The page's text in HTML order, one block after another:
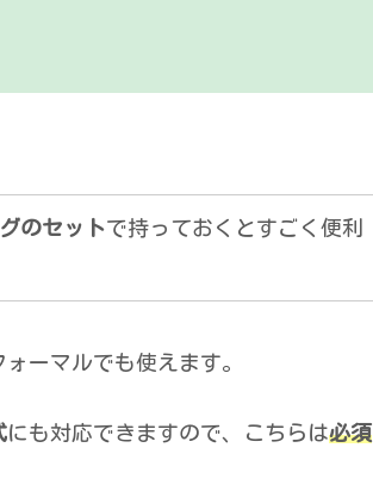
のセットで持っておくとすごく便利
ーマルでも使えます。
にも対応できますので、こちらは必須